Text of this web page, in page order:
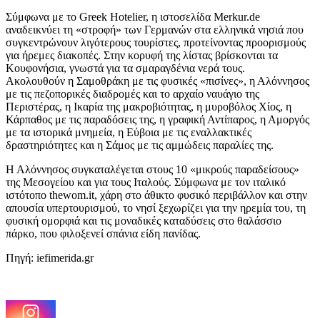
Σύμφωνα με το Greek Hotelier, η ιστοσελίδα Merkur.de
αναδεικνύει τη «στροφή» των Γερμανών στα ελληνικά νησιά που
συγκεντρώνουν λιγότερους τουρίστες, προτείνοντας προορισμούς
για ήρεμες διακοπές. Στην κορυφή της λίστας βρίσκονται τα
Κουφονήσια, γνωστά για τα σμαραγδένια νερά τους.
Ακολουθούν η Σαμοθράκη με τις φυσικές «πισίνες», η Αλόννησος
με τις πεζοπορικές διαδρομές και το αρχαίο ναυάγιο της
Περιστέρας, η Ικαρία της μακροβιότητας, η μυροβόλος Χίος, η
Κάρπαθος με τις παραδόσεις της, η γραφική Αντίπαρος, η Αμοργός
με τα ιστορικά μνημεία, η Εύβοια με τις εναλλακτικές
δραστηριότητες και η Σάμος με τις αμμώδεις παραλίες της.
Η Αλόννησος συγκαταλέγεται στους 10 «μικρούς παραδείσους»
της Μεσογείου και για τους Ιταλούς. Σύμφωνα με τον ιταλικό
ιστότοπο thewom.it, χάρη στο άθικτο φυσικό περιβάλλον και στην
απουσία υπερτουρισμού, το νησί ξεχωρίζει για την ηρεμία του, τη
φυσική ομορφιά και τις μοναδικές καταδύσεις στο θαλάσσιο
πάρκο, που φιλοξενεί σπάνια είδη πανίδας.
Πηγή: iefimerida.gr